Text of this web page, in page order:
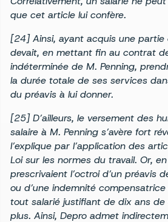
que cet article lui confère.
[24] Ainsi, ayant acquis une partie
devait, en mettant fin au contrat
indéterminée de M. Penning,
la durée totale de ses services
du préavis à lui donner.
[25] D’ailleurs, le versement des
salaire à M. Penning s’avère fort
l’explique par l’application des
Loi sur les normes du travail. Or,
prescrivaient l’octroi d’un préavis
ou d’une indemnité
tout salarié justifiant de dix ans
plus. Ainsi, Depro admet